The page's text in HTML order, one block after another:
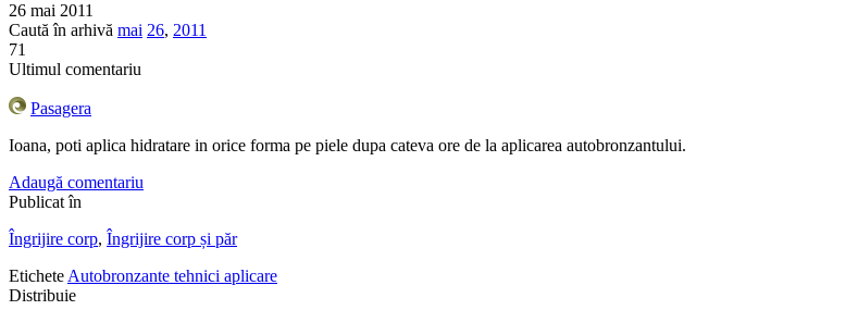
26 mai 2011
Caută în arhivă mai 26, 2011
71
Ultimul comentariu
Pasagera
Ioana, poti aplica hidratare in orice forma pe piele dupa cateva ore de la aplicarea autobronzantului.
Adaugă comentariu
Publicat în
Îngrijire corp, Îngrijire corp și păr
Etichete Autobronzante tehnici aplicare
Distribuie